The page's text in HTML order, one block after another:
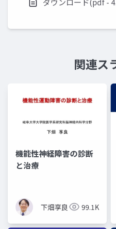
関連ス
機能性神経障害の診断
と治療
下畑享良 99.1K